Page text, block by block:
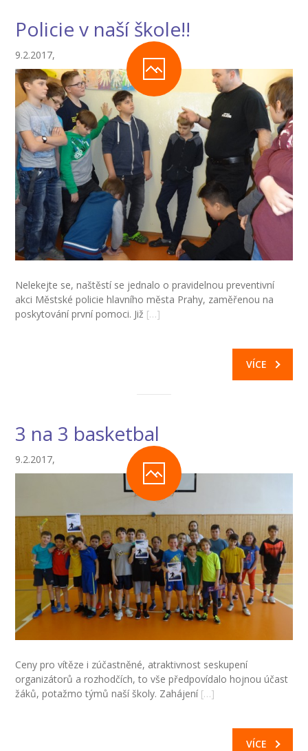
Policie v naší škole!!
9.2.2017,
Nelekejte se, naštěstí se jednalo o pravidelnou preventivní
akci Městské policie hlavního města Prahy, zaměřenou na
poskytování první pomoci. Již […]
VÍCE
3 na 3 basketbal
9.2.2017,
Ceny pro vítěze i zúčastněné, atraktivnost seskupení
organizátorů a rozhodčích, to vše předpovídalo hojnou účast
žáků, potažmo týmů naší školy. Zahájení […]
VÍCE